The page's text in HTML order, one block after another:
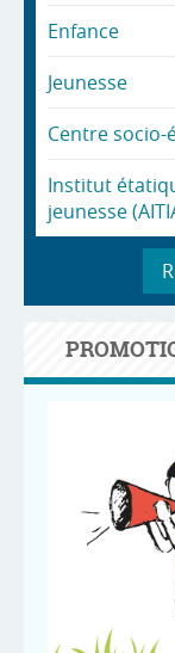
Enfance
Jeunesse
Centre
Institut
jeunesse